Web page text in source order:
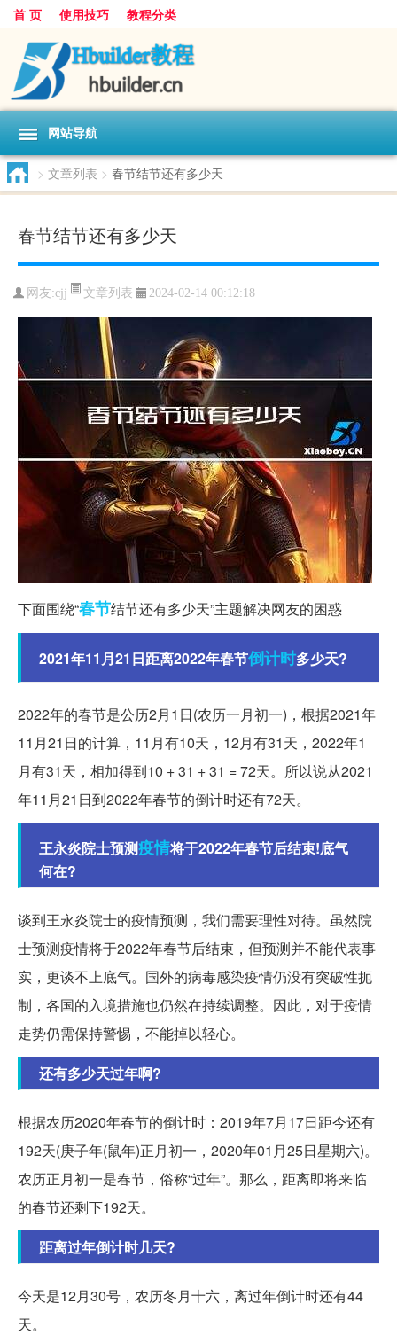
首 页 使用技巧 教程分类
网站导航
> 文章列表 > 春节结节还有多少天
春节结节还有多少天
网友:cjj 文章列表 2024-02-14 00:12:18
下面围绕“春节结节还有多少天”主题解决网友的困惑
2021年11月21日距离2022年春节倒计时多少天?
2022年的春节是公历2月1日(农历一月初一)，根据2021年
11月21日的计算，11月有10天，12月有31天，2022年1
月有31天，相加得到10 + 31 + 31 = 72天。所以说从2021
年11月21日到2022年春节的倒计时还有72天。
王永炎院士预测疫情将于2022年春节后结束!底气
何在?
谈到王永炎院士的疫情预测，我们需要理性对待。虽然院
士预测疫情将于2022年春节后结束，但预测并不能代表事
实，更谈不上底气。国外的病毒感染疫情仍没有突破性扼
制，各国的入境措施也仍然在持续调整。因此，对于疫情
走势仍需保持警惕，不能掉以轻心。
还有多少天过年啊?
根据农历2020年春节的倒计时：2019年7月17日距今还有
192天(庚子年(鼠年)正月初一，2020年01月25日星期六)。
农历正月初一是春节，俗称“过年”。那么，距离即将来临
的春节还剩下192天。
距离过年倒计时几天?
今天是12月30号，农历冬月十六，离过年倒计时还有44
天。